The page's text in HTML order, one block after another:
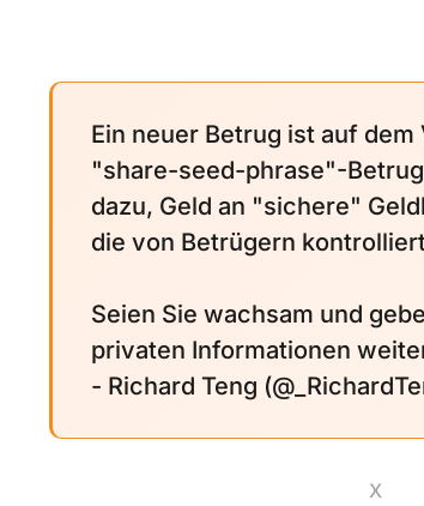
Ein neuer Betrug ist auf dem
"share-seed-phrase"-
dazu, Geld an "sichere"
die von Betrügern
Seien Sie wachsam und
privaten Informationen
- Richard Teng
X